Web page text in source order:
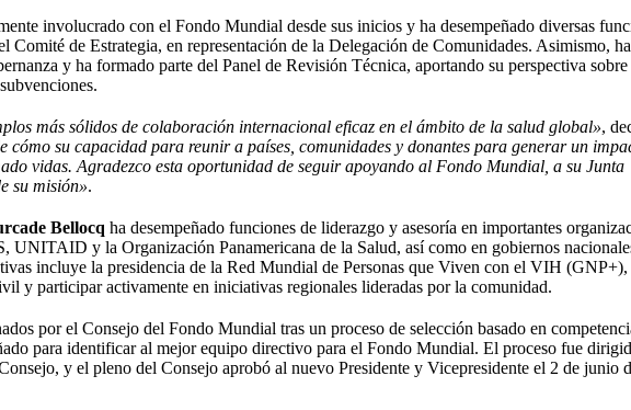
involucrado con el Fondo Mundial desde sus inicios y ha desempeñado diversas
Comité de Estrategia, en representación de la Delegación de Comunidades. Asimismo, ha
y ha formado parte del Panel de Revisión Técnica, aportando su perspectiva
más sólidos de colaboración internacional eficaz en el ámbito de la salud global»,
cómo su capacidad para reunir a países, comunidades y donantes para generar un
vidas. Agradezco esta oportunidad de seguir apoyando al Fondo Mundial, a su Junta
su misión».
Bellocq ha desempeñado funciones de liderazgo y asesoría en importantes
y la Organización Panamericana de la Salud, así como en gobiernos
incluye la presidencia de la Red Mundial de Personas que Viven con el VIH (GNP+),
y participar activamente en iniciativas regionales lideradas por la comunidad.
por el Consejo del Fondo Mundial tras un proceso de selección basado en
para identificar al mejor equipo directivo para el Fondo Mundial. El proceso fue
y el pleno del Consejo aprobó al nuevo Presidente y Vicepresidente el 2 de junio